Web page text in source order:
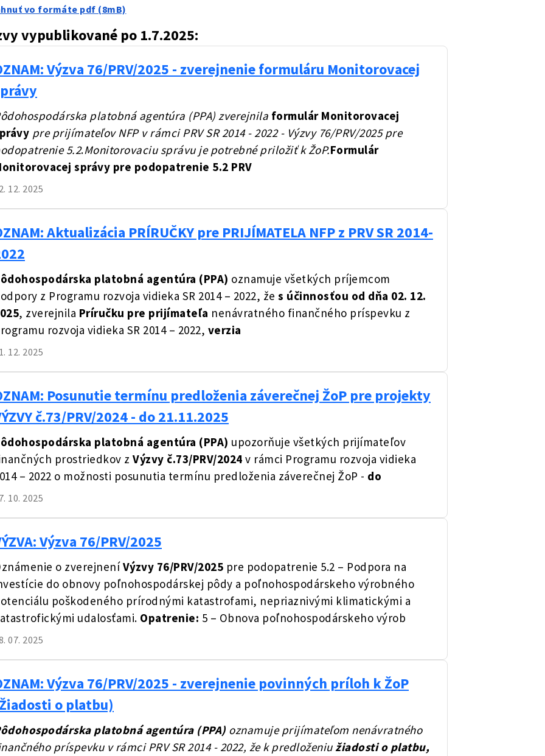
vo formáte pdf (8mB)
vypublikované po 1.7.2025:
Výzva 76/PRV/2025 - zverejnenie formuláru Monitorovacej
platobná agentúra (PPA) zverejnila formulár Monitorovacej
pre prijímateľov NFP v rámci PRV SR 2014 - 2022 - Výzvy 76/PRV/2025 pre
5.2.Monitorovaciu správu je potrebné priložiť k ŽoP.Formulár
správy pre podopatrenie 5.2 PRV
12. 2025
Aktualizácia PRÍRUČKY pre PRIJÍMATELA NFP z PRV SR 2014-
platobná agentúra (PPA) oznamuje všetkých príjemcom
z Programu rozvoja vidieka SR 2014 – 2022, že s účinnosťou od dňa 02. 12.
, zverejnila Príručku pre prijímateľa nenávratného finančného príspevku z
rozvoja vidieka SR 2014 – 2022, verzia
12. 2025
Posunutie termínu predloženia záverečnej ŽoP pre projekty
č.73/PRV/2024 - do 21.11.2025
platobná agentúra (PPA) upozorňuje všetkých prijímateľov
prostriedkov z Výzvy č.73/PRV/2024 v rámci Programu rozvoja vidieka
– 2022 o možnosti posunutia termínu predloženia záverečnej ŽoP - do
10. 2025
Výzva 76/PRV/2025
o zverejneníVýzvy 76/PRV/2025 pre podopatrenie 5.2 – Podpora na
do obnovy poľnohospodárskej pôdy a poľnohospodárskeho výrobného
poškodeného prírodnými katastrofami, nepriaznivými klimatickými a
udalosťami. Opatrenie: 5 – Obnova poľnohospodárskeho výrob
07. 2025
Výzva 76/PRV/2025 - zverejnenie povinných príloh k ŽoP
o platbu)
platobná agentúra (PPA) oznamuje prijímateľom nenávratného
príspevku v rámci PRV SR 2014 - 2022, že k predloženiužiadosti o platbu,